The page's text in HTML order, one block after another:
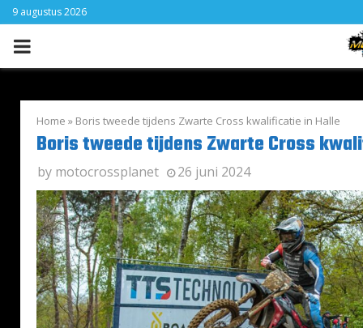
9 augustus 2026
PRIMARY
Home » Boris tweede tijdens Zwarte Cross kwalificatie in Halle
Boris tweede tijdens Zwarte Cross
by motocrossplanet 26 juni 2024